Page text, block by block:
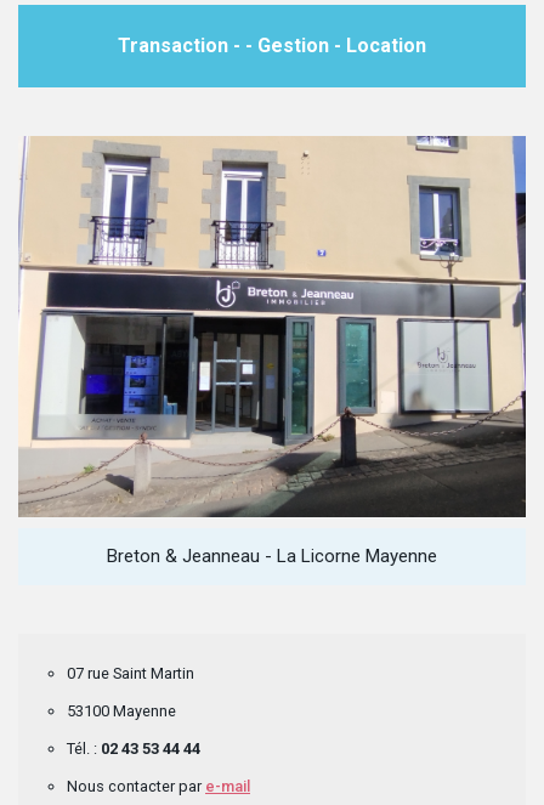
Transaction - - Gestion - Location
Breton & Jeanneau - La Licorne Mayenne
07 rue Saint Martin
53100 Mayenne
Tél. : 02 43 53 44 44
Nous contacter par e-mail